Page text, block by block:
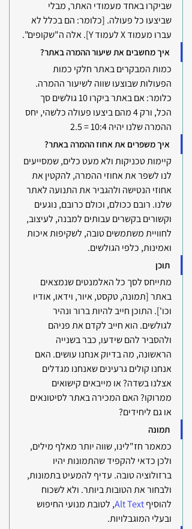
שביקרו באחד מעמודי האתר, מבלי
שביצעו כל פעולה. [כלומר: הם בכלל לא
עברו מעמוד X לעמוד Y]. אלה ה"שקופים".
איך מחשבים את שיעור ההמרה באתר?
כמות המבקרים באתר חלקי כמות
הפעולות שבוצעו שווה לשיעור ההמרה.
כלומר: אם באתר ביקרו 10 גולשים סך
הכל, ורק 4 מהם ביצעו פעולה כלשהי, יחס
ההמרה שלנו יהיה 10:4 = 2.5
איך משפרים את אחוז ההמרה באתר?
קיימות טכניקות ולא מעט כלים, שמסייעים
לנו לשפר את אחוזי ההמרה, להקטין את
אחוזי הנטישה ולהגביר את התנועה לאתר
שלנו. רובם ככולם, וכולם כרובם, נוגעים
וקשורים בקשרים עבותים למבנה, לעיצוב,
לחוויית משתמשים טובה, לשקיפות איכות
ואמינות, כלפי הגולשים.
תוכן
מתייחס לסך כל האלמנטים שנמצאים
באתר [תמונה, טקסט, איור, וידאו, אודיו
וכו']. התוכן חייב להיות ברור ונהיר
לגולשים. הוא חייב לקדם את פניהם
ולהסביר להם שידעו, כבר בשנייה
הראשונה, מה בדיוק אנחנו עושים. האם
אנחנו קולים גרעינים שאנחנו מגדלים
אצלנו בשדה? או מייבאים קישואים
ממרוקו? האם המכירה באתר לסיטונאים
או גם ליחידים?
תמונה
כמאמר חז"לינו, שווה יותר מאלף מילים,
ולכן כדאי להקפיד שהתמונות יהיו
ברזולוציה טובה. עדיף להמעיט בתמונות,
ולבחור את הטובות ביותר. ולא לשכוח
להוסיף
, לטובת מנועי החיפוש
ובעלי המוגבלויות.